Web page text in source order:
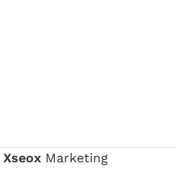
XseoxMarketing